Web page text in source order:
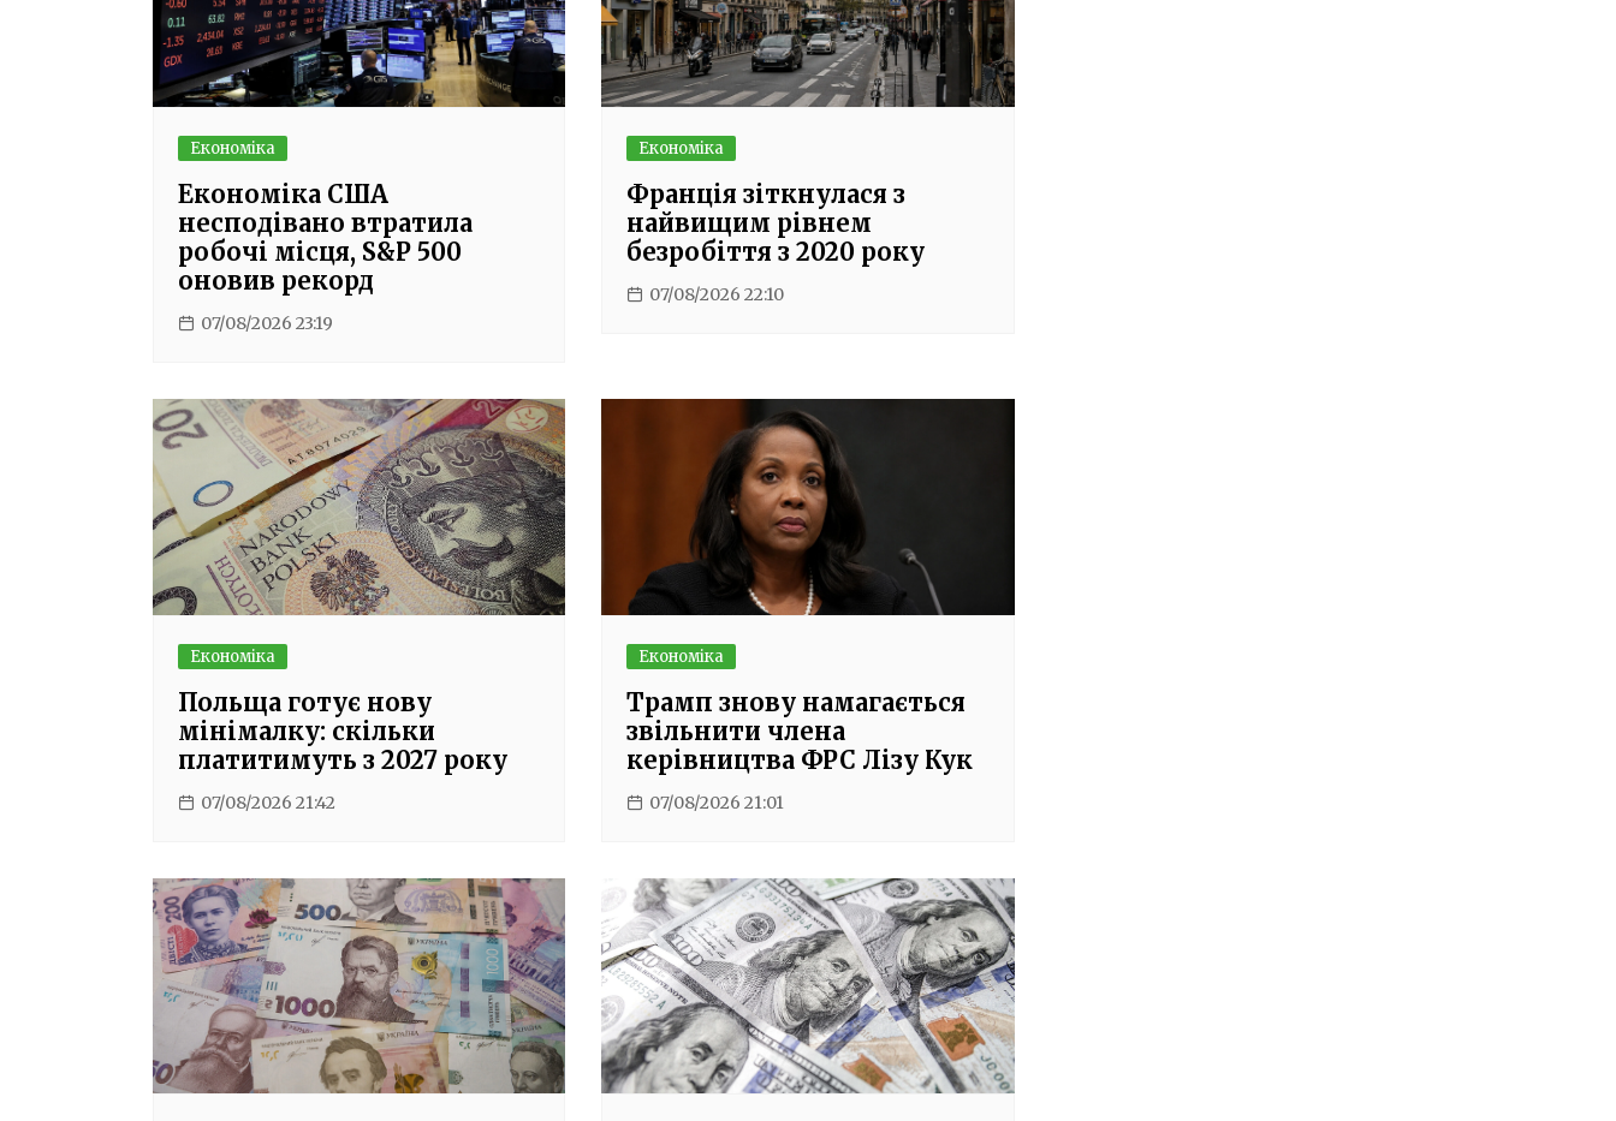
Економіка
Економіка США
несподівано втратила
робочі місця, S&P 500
оновив рекорд
07/08/2026 23:19
Економіка
Франція зіткнулася з
найвищим рівнем
безробіття з 2020 року
07/08/2026 22:10
Економіка
Польща готує нову
мінімалку: скільки
платитимуть з 2027 року
07/08/2026 21:42
Економіка
Трамп знову намагається
звільнити члена
керівництва ФРС Лізу Кук
07/08/2026 21:01